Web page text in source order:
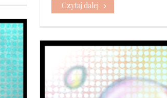
Czytaj dalej